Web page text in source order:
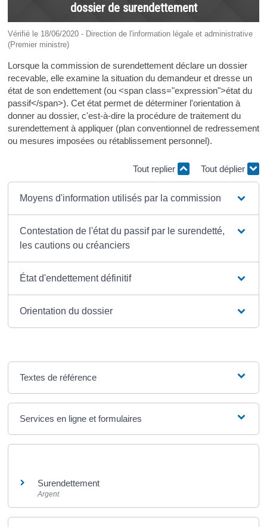
dossier de surendettement
Vérifié le 18/06/2020 - Direction de l'information légale et administrative
(Premier ministre)
Lorsque la commission de surendettement déclare un dossier
recevable, elle examine la situation du demandeur et dresse un
état de son endettement (ou <span class="expression">état du
passif</span>). Cet état permet de déterminer l'orientation à
donner au dossier, c'est-à-dire la procédure de traitement du
surendettement à appliquer (plan conventionnel de redressement
ou mesures imposées ou rétablissement personnel).
Tout replier Tout déplier
Moyens d'information utilisés par la commission
Contestation de l'état du passif par le surendetté,
les cautions ou créanciers
État d'endettement définitif
Orientation du dossier
Textes de référence
Services en ligne et formulaires
Surendettement
Argent